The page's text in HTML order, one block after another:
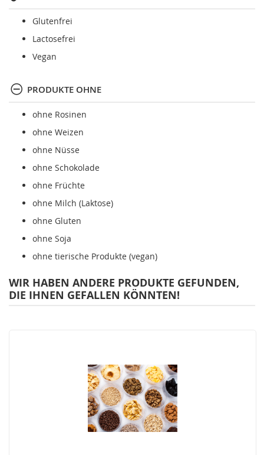
Glutenfrei
Lactosefrei
Vegan
PRODUKTE OHNE
ohne Rosinen
ohne Weizen
ohne Nüsse
ohne Schokolade
ohne Früchte
ohne Milch (Laktose)
ohne Gluten
ohne Soja
ohne tierische Produkte (vegan)
WIR HABEN ANDERE PRODUKTE GEFUNDEN,
DIE IHNEN GEFALLEN KÖNNTEN!